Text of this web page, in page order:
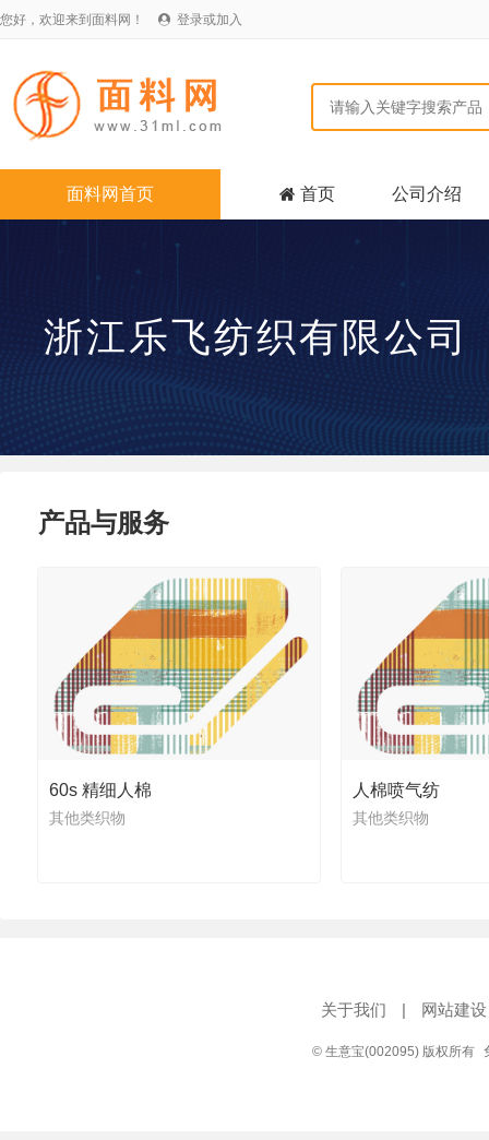
您好，欢迎来到面料网！  登录或加入
面料网首页  首页 公司介绍
浙江乐飞纺织有限公司
产品与服务
60s 精细人棉
其他类织物
人棉喷气纺
其他类织物
关于我们 | 网站建设
© 生意宝(002095) 版权所有